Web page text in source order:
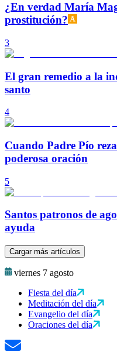
¿En verdad María
prostitución?
3
El gran remedio a la
santo
4
Cuando Padre Pío
poderosa oración
5
Santos patronos de
ayuda
Cargar más artículos
viernes 7 agosto
Fiesta del día
Meditación del día
Evangelio del día
Oraciones del día